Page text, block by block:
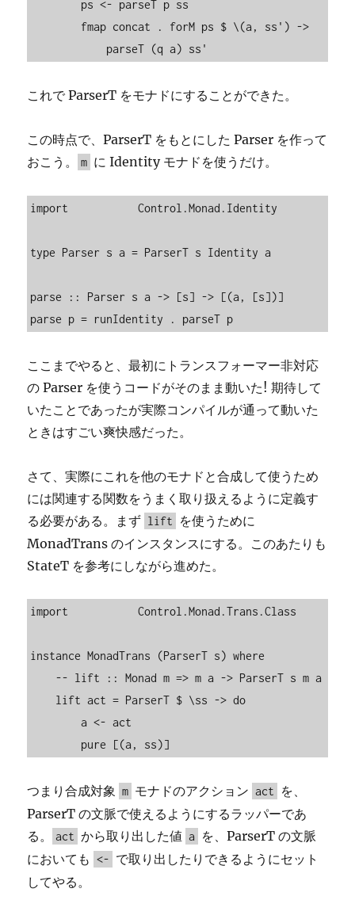
            parseT (q a) ss'
これで ParserT をモナドにすることができた。
この時点で、ParserT をもとにした Parser を作って
おこう。
m に Identity モナドを使うだけ。
import           Control.Monad.Identity
type Parser s a = ParserT s Identity a
parse :: Parser s a -> [s] -> [(a, [s])]
parse p = runIdentity . parseT p
ここまでやると、最初にトランスフォーマー非対応
の Parser を使うコードがそのまま動いた! 期待して
いたことであったが実際コンパイルが通って動いた
ときはすごい爽快感だった。
さて、実際にこれを他のモナドと合成して使うため
には関連する関数をうまく取り扱えるように定義す
る必要がある。まず lift
を使うために
MonadTrans のインスタンスにする。このあたりも
StateT を参考にしながら進めた。
import           Control.Monad.Trans.Class
instance MonadTrans (ParserT s) where
        a <- act
        pure [(a, ss)]
つまり合成対象 m モナドのアクション act
を、
ParserT の文脈で使えるようにするラッパーであ
る。
act から取り出した値 a を、ParserT の文脈
においても
<- で取り出したりできるようにセット
してやる。